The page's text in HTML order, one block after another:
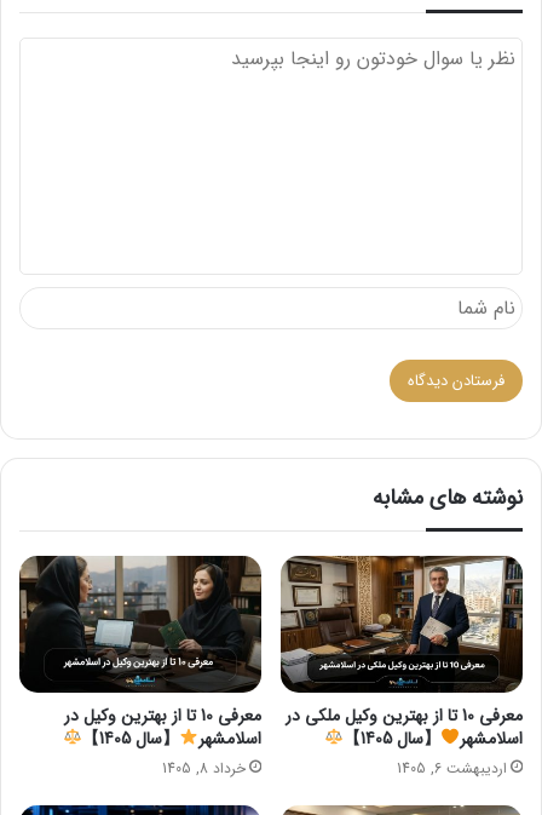
نوشته های مشابه
معرفی 10 تا از بهترین وکیل ملکی در
اسلامشهر
【سال 1405】
اردیبهشت 6, 1405
معرفی 10 تا از بهترین وکیل در
اسلامشهر
【سال 1405】
خرداد 8, 1405